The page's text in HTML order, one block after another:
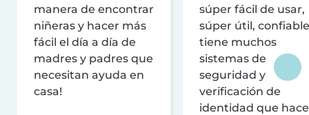
manera de encontrar
niñeras y hacer más
fácil el día a día de
madres y padres que
necesitan ayuda en
casa!
súper fácil de usar,
súper útil,
tiene muchos
sistemas de
seguridad y
verificación de
identidad que